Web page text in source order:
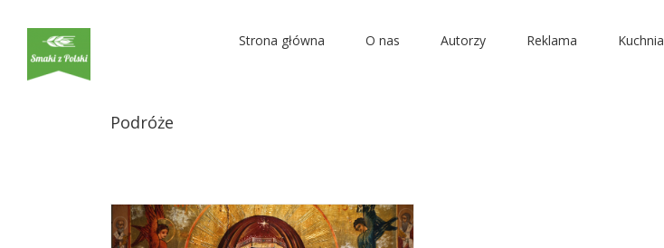
Strona główna O nas Autorzy Reklama Kuchnia
Podróże